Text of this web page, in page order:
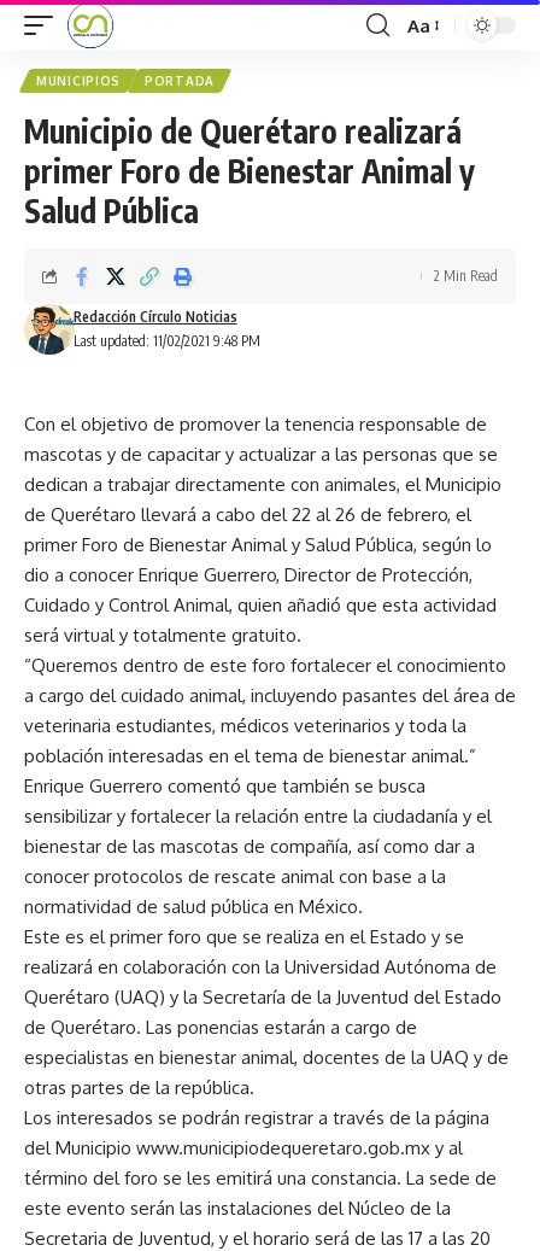
Aa
MUNICIPIOS PORTADA
Municipio de Querétaro realizará
primer Foro de Bienestar Animal y
Salud Pública
Last updated: 11/02/2021 9:48 PM
Redacción Círculo Noticias
2 Min Read
Con el objetivo de promover la tenencia responsable de
mascotas y de capacitar y actualizar a las personas que se
dedican a trabajar directamente con animales, el Municipio
de Querétaro llevará a cabo del 22 al 26 de febrero, el
primer Foro de Bienestar Animal y Salud Pública, según lo
dio a conocer Enrique Guerrero, Director de Protección,
Cuidado y Control Animal, quien añadió que esta actividad
será virtual y totalmente gratuito.
“Queremos dentro de este foro fortalecer el conocimiento
a cargo del cuidado animal, incluyendo pasantes del área de
veterinaria estudiantes, médicos veterinarios y toda la
población interesadas en el tema de bienestar animal.”
Enrique Guerrero comentó que también se busca
sensibilizar y fortalecer la relación entre la ciudadanía y el
bienestar de las mascotas de compañía, así como dar a
conocer protocolos de rescate animal con base a la
normatividad de salud pública en México.
Este es el primer foro que se realiza en el Estado y se
realizará en colaboración con la Universidad Autónoma de
Querétaro (UAQ) y la Secretaría de la Juventud del Estado
de Querétaro. Las ponencias estarán a cargo de
especialistas en bienestar animal, docentes de la UAQ y de
otras partes de la república.
Los interesados se podrán registrar a través de la página
del Municipio www.municipiodequeretaro.gob.mx y al
término del foro se les emitirá una constancia. La sede de
este evento serán las instalaciones del Núcleo de la
Secretaria de Juventud, y el horario será de las 17 a las 20